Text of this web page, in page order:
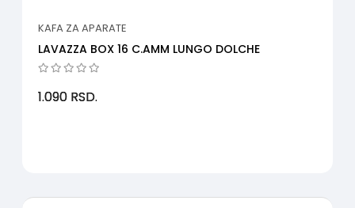
KAFA ZA APARATE
LAVAZZA BOX 16 C.AMM LUNGO DOLCHE
1.090 RSD.